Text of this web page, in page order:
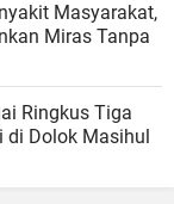
Masyarakat,
Miras Tanpa
Ringkus Tiga
di Dolok Masihul